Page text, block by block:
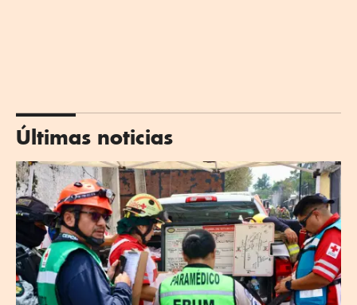
Últimas noticias